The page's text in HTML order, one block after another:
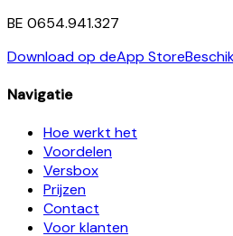
BE 0654.941.327
Download op deApp Store
Navigatie
Hoe werkt het
Voordelen
Versbox
Prijzen
Contact
Voor klanten